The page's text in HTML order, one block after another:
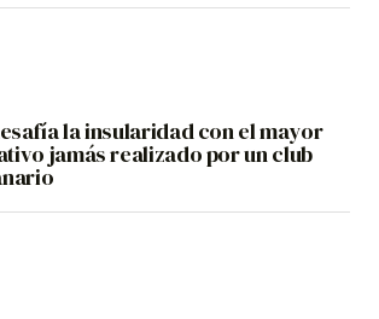
la insularidad con el mayor
jamás realizado por un club